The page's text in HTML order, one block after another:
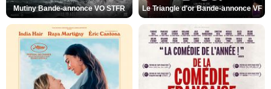
Mutiny Bande-annonce VO STFR Le Triangle d'or Bande-annonce VF